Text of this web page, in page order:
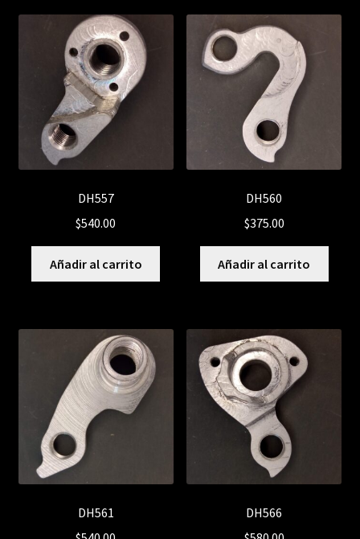
DH557
$540.00
Añadir al carrito
DH560
$375.00
Añadir al carrito
DH561
DH566